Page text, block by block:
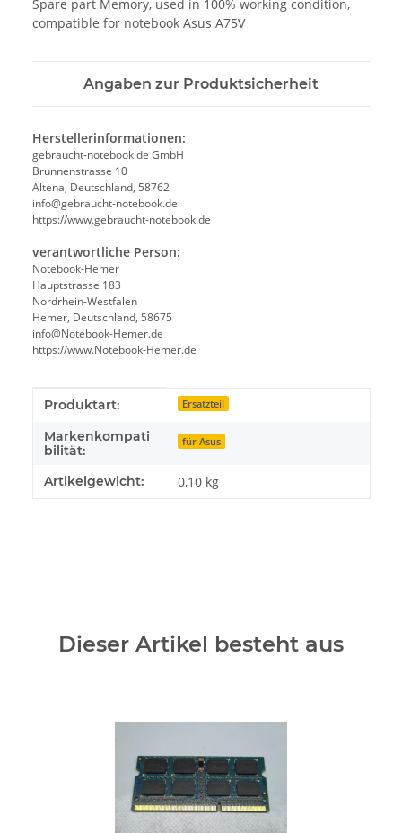
Spare part Memory, used in 100% working condition,
compatible for notebook Asus A75V
Angaben zur Produktsicherheit
Herstellerinformationen:
gebraucht-notebook.de GmbH
Brunnenstrasse 10
Altena, Deutschland, 58762
info@gebraucht-notebook.de
https://www.gebraucht-notebook.de
verantwortliche Person:
Notebook-Hemer
Hauptstrasse 183
Nordrhein-Westfalen
Hemer, Deutschland, 58675
info@Notebook-Hemer.de
https://www.Notebook-Hemer.de
Produkteigenschaft
Wert
Produktart: Ersatzteil
Markenkompati
bilität:
für Asus
Artikelgewicht: 0,10 kg
Dieser Artikel besteht aus